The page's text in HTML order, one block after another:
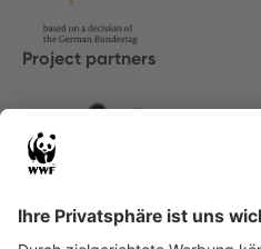
Project partners